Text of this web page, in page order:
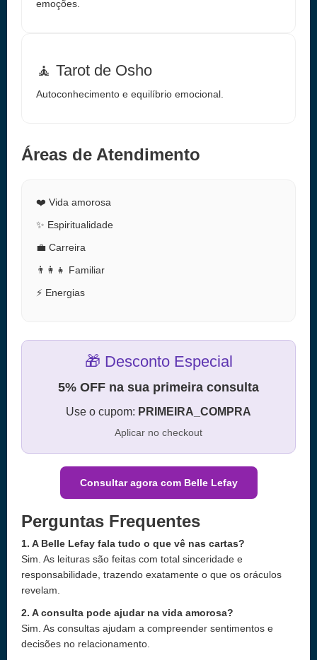
emoções.
🧘 Tarot de Osho
Autoconhecimento e equilíbrio emocional.
Áreas de Atendimento
❤️ Vida amorosa
✨ Espiritualidade
💼 Carreira
👨‍👩‍👧 Familiar
⚡ Energias
🎁 Desconto Especial
5% OFF na sua primeira consulta
Use o cupom: PRIMEIRA_COMPRA
Aplicar no checkout
Consultar agora com Belle Lefay
Perguntas Frequentes
1. A Belle Lefay fala tudo o que vê nas cartas?
Sim. As leituras são feitas com total sinceridade e
responsabilidade, trazendo exatamente o que os oráculos
revelam.
2. A consulta pode ajudar na vida amorosa?
Sim. As consultas ajudam a compreender sentimentos e
decisões no relacionamento.